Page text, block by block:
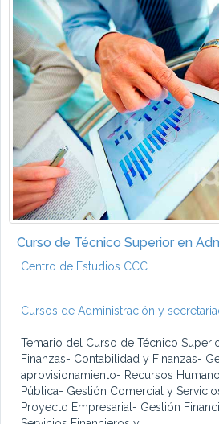
Curso de Técnico Superior en
Centro de Estudios CCC
Cursos de Administración y
Temario del Curso de Técnico
Finanzas- Contabilidad y Finanzas-
aprovisionamiento- Recursos
Pública- Gestión Comercial y
Proyecto Empresarial- Gestión